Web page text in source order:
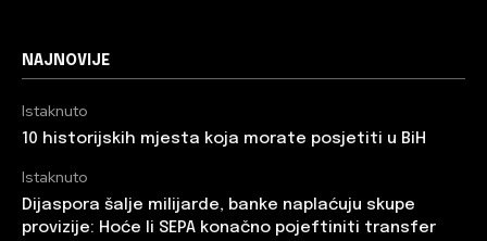
NAJNOVIJE
Istaknuto
10 historijskih mjesta koja morate posjetiti u BiH
Istaknuto
Dijaspora šalje milijarde, banke naplaćuju skupe
provizije: Hoće li SEPA konačno pojeftiniti transfer